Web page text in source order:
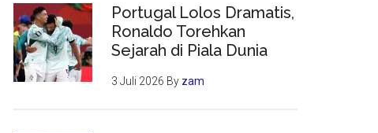
Portugal Lolos Dramatis,
Ronaldo Torehkan
Sejarah di Piala Dunia
3 Juli 2026 By zam